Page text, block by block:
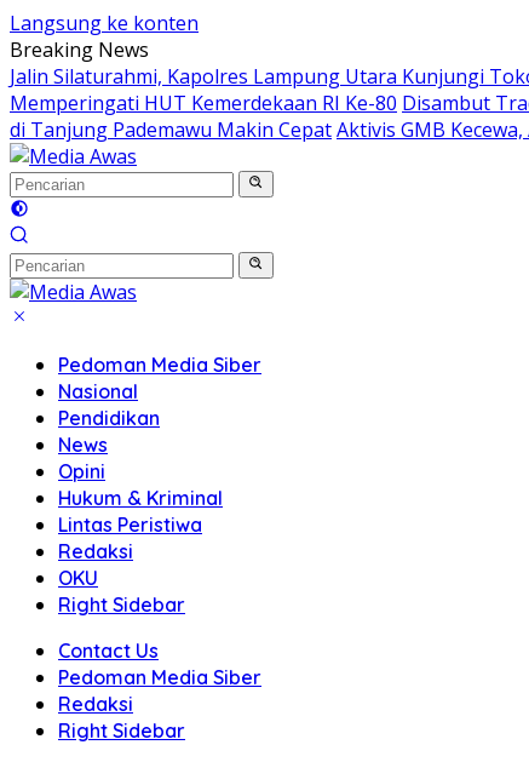
Langsung ke konten
Breaking News
Jalin Silaturahmi, Kapolres Lampung Utara Kunjungi
Memperingati HUT Kemerdekaan RI Ke-80 Disambut
di Tanjung Pademawu Makin CepatAktivis GMB
Pedoman Media Siber
Nasional
Pendidikan
News
Opini
Hukum & Kriminal
Lintas Peristiwa
Redaksi
OKU
Right Sidebar
Contact Us
Pedoman Media Siber
Redaksi
Right Sidebar